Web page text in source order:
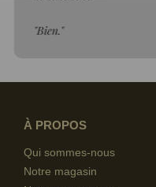
"Bien."
À PROPOS
Qui sommes-nous
Notre magasin